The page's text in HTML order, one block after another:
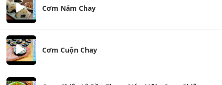
Cơm Nắm Chay
Cơm Cuộn Chay